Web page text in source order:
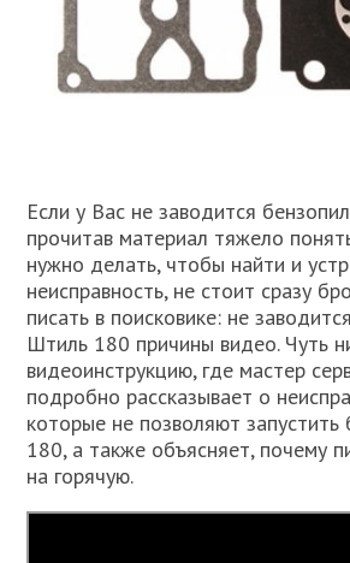
Если у Вас не заводится
прочитав материал тяжело
нужно делать, чтобы найти и
неисправность, не стоит сразу
писать в поисковике: не
Штиль 180 причины видео. Чуть
видеоинструкцию, где мастер
подробно рассказывает о
которые не позволяют
180, а также объясняет, почему
на горячую.